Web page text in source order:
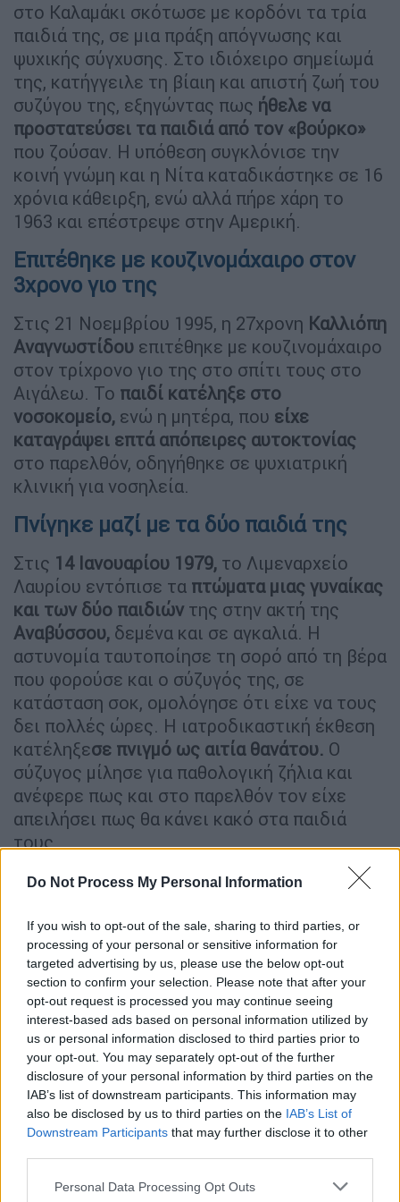
Do Not Process My Personal Information
If you wish to opt-out of the sale, sharing to third parties, or
processing of your personal or sensitive information for
targeted advertising by us, please use the below opt-out
section to confirm your selection. Please note that after your
opt-out request is processed you may continue seeing
interest-based ads based on personal information utilized by
us or personal information disclosed to third parties prior to
your opt-out. You may separately opt-out of the further
disclosure of your personal information by third parties on the
IAB’s list of downstream participants. This information may
also be disclosed by us to third parties on the IAB’s List of
Downstream Participants that may further disclose it to other
Please note that this website/app uses one or more Google
Personal Data Processing Opt Outs
στο Καλαμάκι σκότωσε με κορδόνι τα τρία
παιδιά της, σε μια πράξη απόγνωσης και
ψυχικής σύγχυσης. Στο ιδιόχειρο σημείωμά
της, κατήγγειλε τη βίαιη και απιστή ζωή του
συζύγου της, εξηγώντας πως ήθελε να
προστατεύσει τα παιδιά από τον «βούρκο»
που ζούσαν. Η υπόθεση συγκλόνισε την
κοινή γνώμη και η Νίτα καταδικάστηκε σε 16
χρόνια κάθειρξη, ενώ αλλά πήρε χάρη το
1963 και επέστρεψε στην Αμερική.
Επιτέθηκε με κουζινομάχαιρο στον
3χρονο γιο της
Στις 21 Νοεμβρίου 1995, η 27χρονη Καλλιόπη
Αναγνωστίδου επιτέθηκε με κουζινομάχαιρο
στον τρίχρονο γιο της στο σπίτι τους στο
Αιγάλεω. Το παιδί κατέληξε στο
νοσοκομείο, ενώ η μητέρα, που είχε
καταγράψει επτά απόπειρες αυτοκτονίας
στο παρελθόν, οδηγήθηκε σε ψυχιατρική
κλινική για νοσηλεία.
Πνίγηκε μαζί με τα δύο παιδιά της
Στις 14 Ιανουαρίου 1979, το Λιμεναρχείο
Λαυρίου εντόπισε τα πτώματα μιας γυναίκας
και των δύο παιδιών της στην ακτή της
Αναβύσσου, δεμένα και σε αγκαλιά. Η
αστυνομία ταυτοποίησε τη σορό από τη βέρα
που φορούσε και ο σύζυγός της, σε
κατάσταση σοκ, ομολόγησε ότι είχε να τους
δει πολλές ώρες. Η ιατροδικαστική έκθεση
κατέληξεσε πνιγμό ως αιτία θανάτου. Ο
σύζυγος μίλησε για παθολογική ζήλια και
ανέφερε πως και στο παρελθόν τον είχε
απειλήσει πως θα κάνει κακό στα παιδιά
τους.
Το άφησε και έπεσε στο κενό
Στις19 Μαρτίου 2019, 45χρονη μητέρα στον
Νέο Κόσμο,υπό την πίεση γειτόνων που
καλούσαν να μαζέψει το παιδί της, άφησε το
κοριτσάκι της να πέσει από το μπαλκόνι του
πέμπτου ορόφου.Ακολούθως, έπεσε και η
ίδια στο κενό. Το παιδί τραυματίστηκε
θανάσιμα και η μητέρα σκοτώθηκε επιτόπου.
Ο πατέρας τους, που είχε μόλις επιστρέψει,
βρέθηκε μπροστά στο αποτρόπαιο θέαμα,
ενώ οι μαρτυρίες αναδεικνύουν την